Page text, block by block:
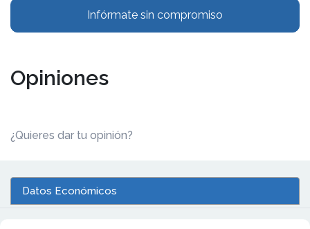
Infórmate sin compromiso
Opiniones
¿Quieres dar tu opinión?
Datos Económicos